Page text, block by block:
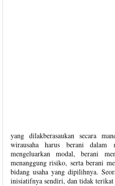
yang dilakberasaukan secara
wirausaha harus berani dalam
mengeluarkan modal, berani
menanggung risiko, serta berani
bidang usaha yang dipilihnya.
inisiatifnya sendiri, dan tidak terikat